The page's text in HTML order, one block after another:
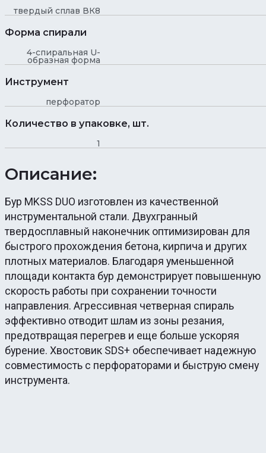
твердый сплав ВК8
Форма спирали
4-спиральная U-
образная форма
Инструмент
перфоратор
Количество в упаковке, шт.
1
Описание:
Бур MKSS DUO изготовлен из качественной
инструментальной стали. Двухгранный
твердосплавный наконечник оптимизирован для
быстрого прохождения бетона, кирпича и других
плотных материалов. Благодаря уменьшенной
площади контакта бур демонстрирует повышенную
скорость работы при сохранении точности
направления. Агрессивная четверная спираль
эффективно отводит шлам из зоны резания,
предотвращая перегрев и еще больше ускоряя
бурение. Хвостовик SDS+ обеспечивает надежную
совместимость с перфораторами и быструю смену
инструмента.